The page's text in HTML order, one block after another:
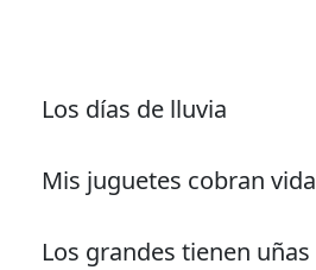
Los días de lluvia
Mis juguetes cobran vida
Los grandes tienen uñas